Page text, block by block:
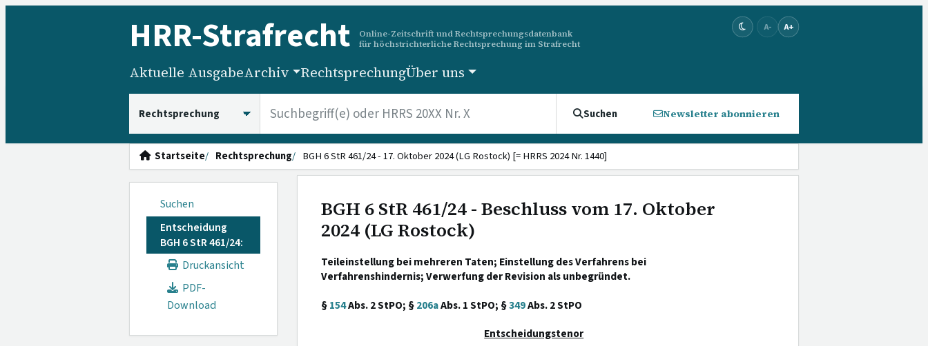
HRR-Strafrecht
Online-Zeitschrift und Rechtsprechungsdatenbank
für höchstrichterliche Rechtsprechung im Strafrecht
A- A+
Aktuelle AusgabeArchiv RechtsprechungÜber uns
Suchen Newsletter abonnieren
Startseite Rechtsprechung BGH 6 StR 461/24 - 17. Oktober 2024 (LG Rostock) [= HRRS 2024 Nr. 1440]
Suchen
Entscheidung
BGH 6 StR 461/24:
Druckansicht
PDF-
Download
BGH 6 StR 461/24 - Beschluss vom 17. Oktober
2024 (LG Rostock)
Teileinstellung bei mehreren Taten; Einstellung des Verfahrens bei
Verfahrenshindernis; Verwerfung der Revision als unbegründet.
§154Abs. 2 StPO; §206aAbs. 1 StPO; §349Abs. 2 StPO
Entscheidungstenor